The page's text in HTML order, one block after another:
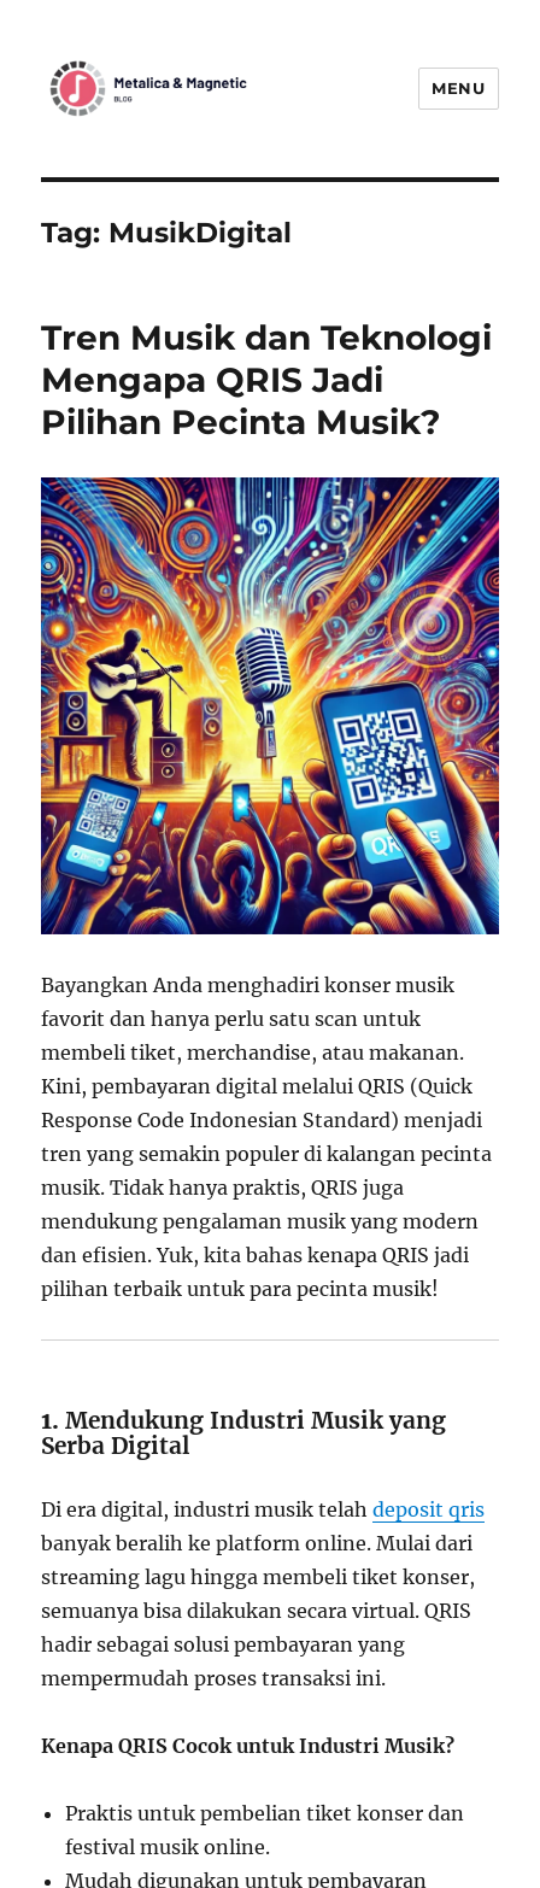
Menggetarkan Dunia Musik Metal
dengan Berita Terbaru
MENU
Tag: MusikDigital
Tren Musik dan Teknologi
Mengapa QRIS Jadi
Pilihan Pecinta Musik?
Bayangkan Anda menghadiri konser musik
favorit dan hanya perlu satu scan untuk
membeli tiket, merchandise, atau makanan.
Kini, pembayaran digital melalui QRIS (Quick
Response Code Indonesian Standard) menjadi
tren yang semakin populer di kalangan pecinta
musik. Tidak hanya praktis, QRIS juga
mendukung pengalaman musik yang modern
dan efisien. Yuk, kita bahas kenapa QRIS jadi
pilihan terbaik untuk para pecinta musik!
1.Mendukung Industri Musik yang
Serba Digital
Di era digital, industri musik telahdeposit qris
banyak beralih ke platform online. Mulai dari
streaming lagu hingga membeli tiket konser,
semuanya bisa dilakukan secara virtual. QRIS
hadir sebagai solusi pembayaran yang
mempermudah proses transaksi ini.
Kenapa QRIS Cocok untuk Industri Musik?
Praktis untuk pembelian tiket konser dan
festival musik online.
Mudah digunakan untuk pembayaran